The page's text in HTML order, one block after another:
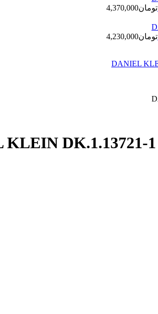
تومان4,370,000
تومان4,230,000